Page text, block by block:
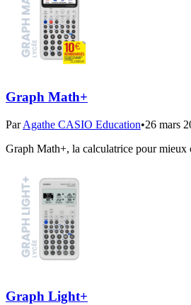
Graph Math+
ParAgathe CASIO Education•26 mars
Graph Math+, la calculatrice pour mieux
Graph Light+